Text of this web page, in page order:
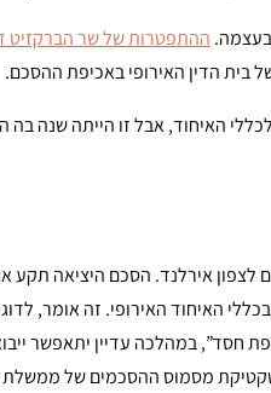
בעצמה. ההתפטרות של שר הברקזיט
בית הדין האירופי באכיפת ההסכם.
האיחוד, אבל זו הייתה שנה
אירלנד. הסכם היציאה תקע את
האיחוד האירופי. זה אומר,
חסד”, במהלכה עדיין יתאפשר
מסמוס ההסכמים של ממשלת